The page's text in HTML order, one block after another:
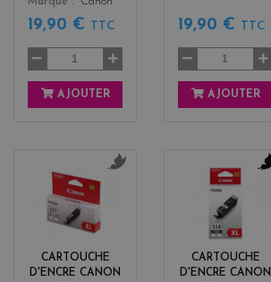
19,90 € TTC
AJOUTER
19,90 € TTC
AJOUTER
CARTOUCHE
D'ENCRE CANON
CARTOUCHE
D'ENCRE CANON
k